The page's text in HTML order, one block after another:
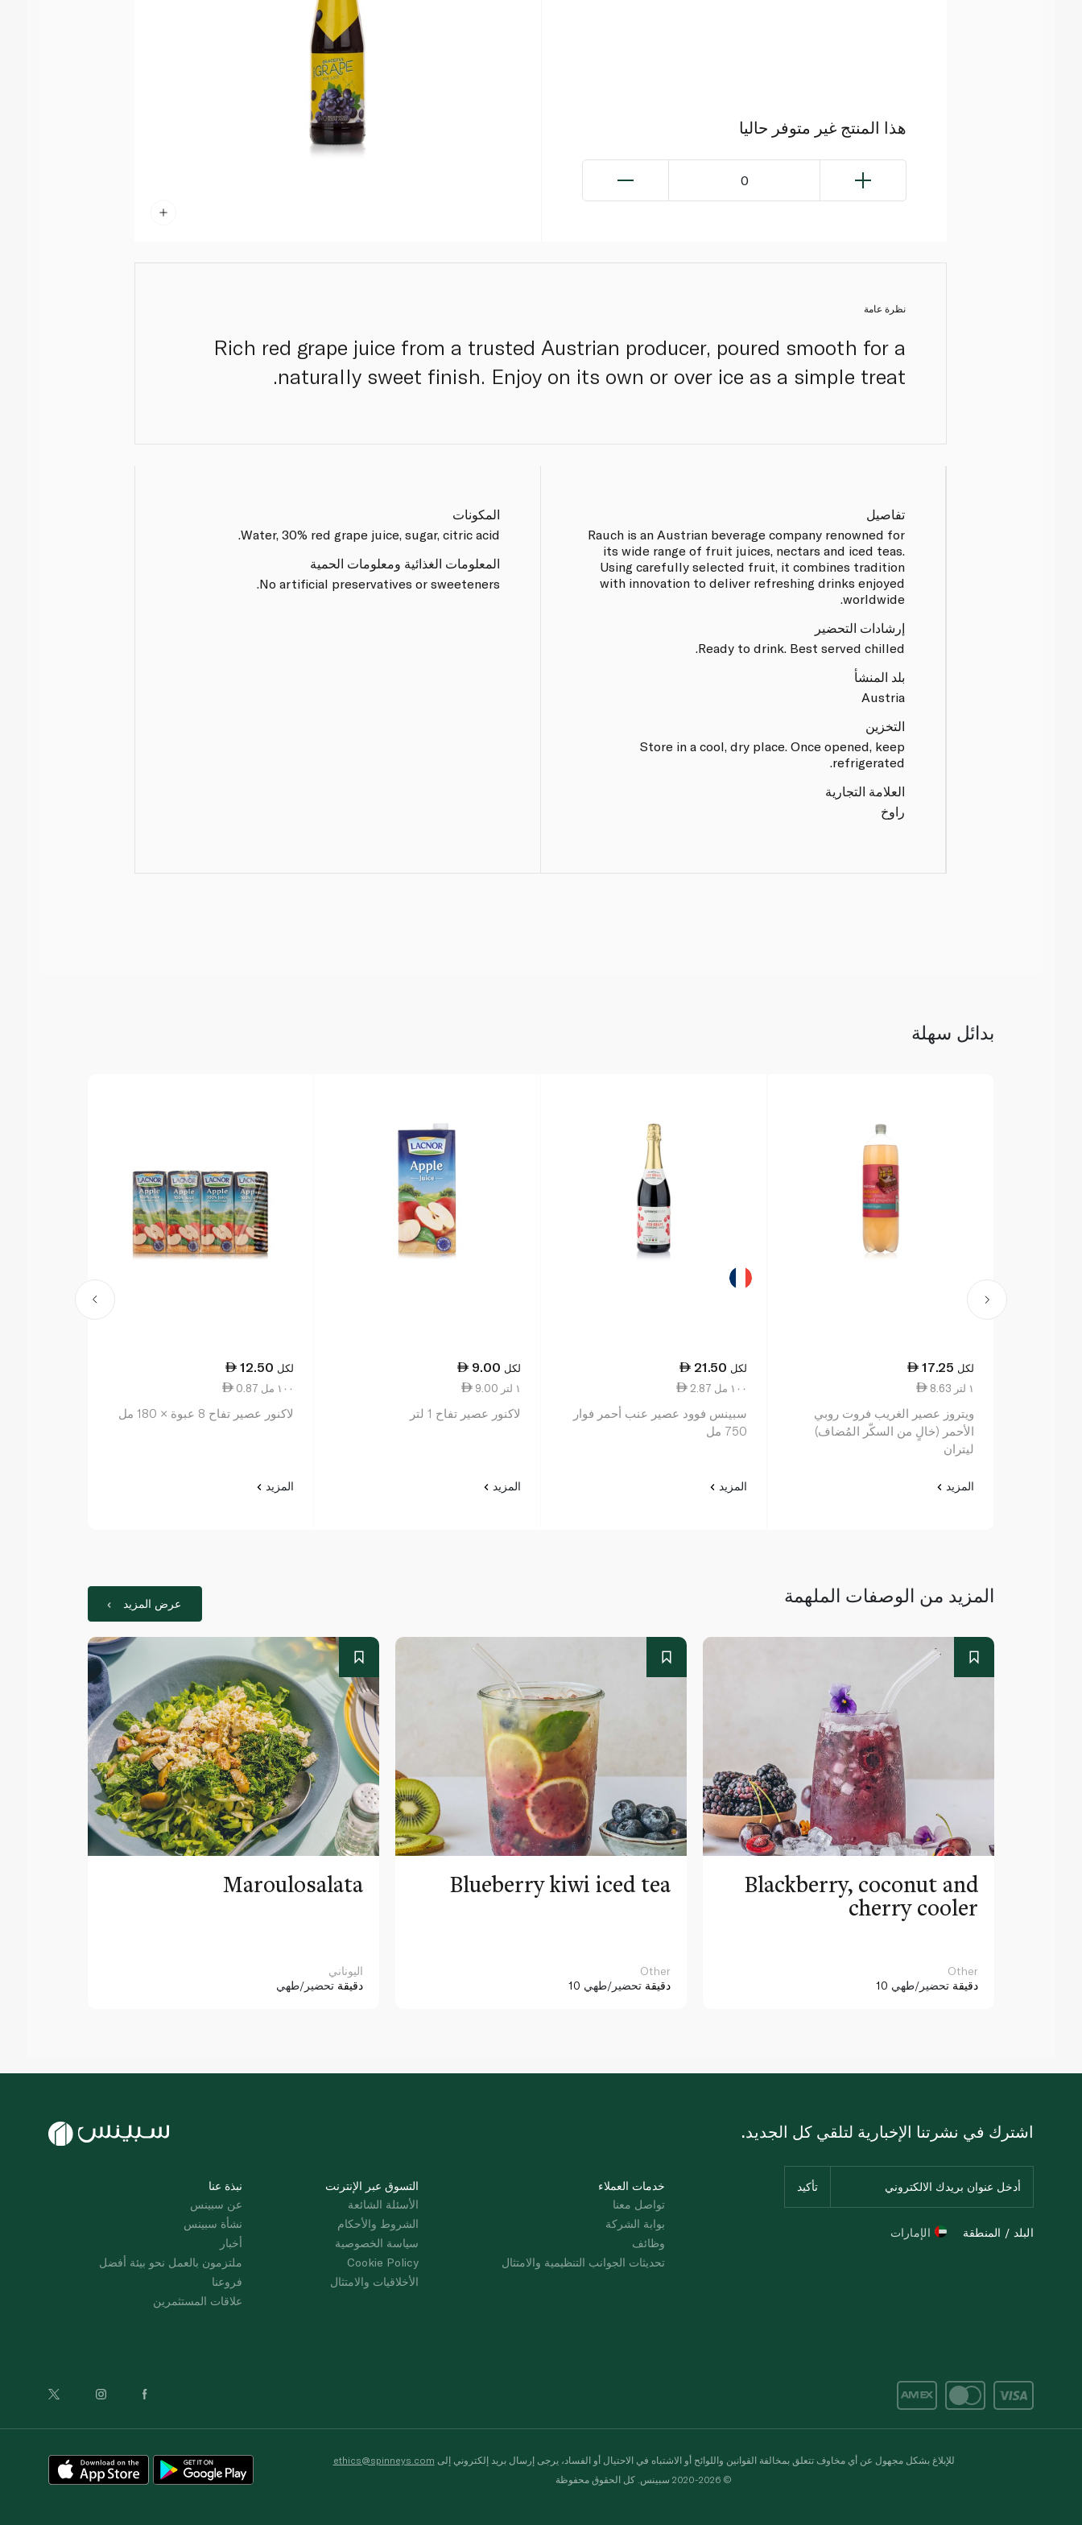
هذا المنتج غير متوفر حاليا
0
نظرة عامة
Rich red grape juice from a trusted Austrian producer, poured smooth for a
naturally sweet finish. Enjoy on its own or over ice as a simple treat.
تفاصيل
Rauch is an Austrian beverage company renowned for
its wide range of fruit juices, nectars and iced teas.
Using carefully selected fruit, it combines tradition
with innovation to deliver refreshing drinks enjoyed
worldwide.
إرشادات التحضير
Ready to drink. Best served chilled.
بلد المنشأ
Austria
التخزين
Store in a cool, dry place. Once opened, keep
refrigerated.
العلامة التجارية
راوخ
المكونات
Water, 30% red grape juice, sugar, citric acid.
المعلومات الغذائية ومعلومات الحمية
No artificial preservatives or sweeteners.
بدائل سهلة
17.25 لكل
8.63 ١ لتر
ويتروز عصير الغريب فروت روبي
الأحمر (خالٍ من السكّر المُضاف)
ليتران
المزيد
21.50 لكل
2.87 ١٠٠ مل
سبينس فوود عصير عنب أحمر فوار
750 مل
المزيد
9.00 لكل
9.00 ١ لتر
لاكنور عصير تفاح 1 لتر
المزيد
12.50 لكل
0.87 ١٠٠ مل
لاكنور عصير تفاح 8 عبوة × 180 مل
المزيد
المزيد من الوصفات الملهمة عرض المزيد
Maroulosalata
اليوناني
دقيقة تحضير/طهي
Blueberry kiwi iced tea
Other
10 دقيقة تحضير/طهي
Blackberry, coconut and
cherry cooler
Other
10 دقيقة تحضير/طهي
نبذة عنا
عن سبينس
نشأة سبينس
أخبار
ملتزمون بالعمل نحو بيئة أفضل
فروعنا
علاقات المستثمرين
التسوق عبر الإنترنت
الأسئلة الشائعة
الشروط والأحكام
سياسة الخصوصية
Cookie Policy
الأخلاقيات والامتثال
خدمات العملاء
تواصل معنا
بوابة الشركة
وظائف
تحديثات الجوانب التنظيمية والامتثال
اشترك في نشرتنا الإخبارية لتلقي كل الجديد.
البلد / المنطقة الإمارات
للإبلاغ بشكل مجهول عن أي مخاوف تتعلق بمخالفة القوانين واللوائح أو الاشتباه في الاحتيال أو الفساد، يرجى إرسال بريد إلكتروني إلى ethics@spinneys.com
© 2020-2026 سبينس. كل الحقوق محفوظة